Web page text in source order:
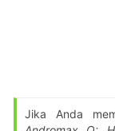
Jika Anda